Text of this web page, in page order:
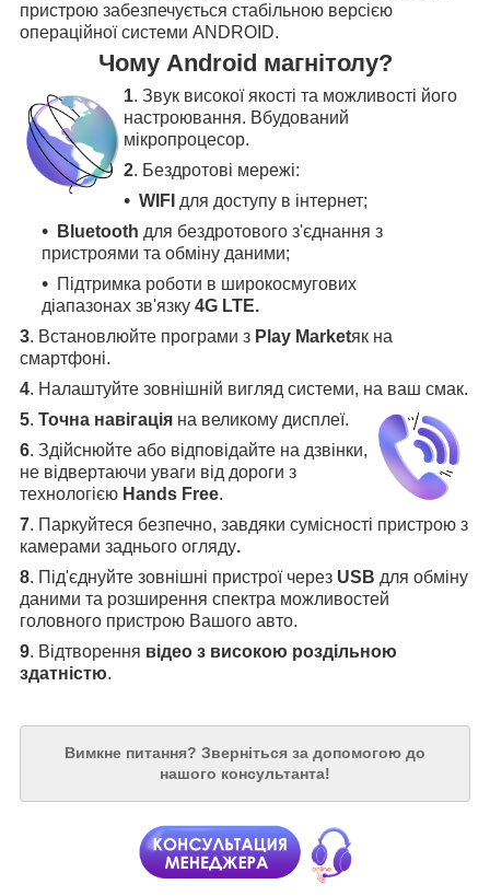
пристрою забезпечується стабільною версією
операційної системи ANDROID.
Чому Android магнітолу?
1. Звук високої якості та можливості його
настроювання. Вбудований
мікропроцесор.
2. Бездротові мережі:
WIFI для доступу в інтернет;
Bluetooth для бездротового з'єднання з
пристроями та обміну даними;
Підтримка роботи в широкосмугових
діапазонах зв'язку 4G LTE.
3. Встановлюйте програми з Play Marketяк на
смартфоні.
4. Налаштуйте зовнішній вигляд системи, на ваш смак.
5. Точна навігація на великому дисплеї.
6. Здійснюйте або відповідайте на дзвінки,
не відвертаючи уваги від дороги з
технологією Hands Free.
7. Паркуйтеся безпечно, завдяки сумісності пристрою з
камерами заднього огляду.
8. Під'єднуйте зовнішні пристрої через USB для обміну
даними та розширення спектра можливостей
головного пристрою Вашого авто.
9. Відтворення відео з високою роздільною
здатністю.
Вимкне питання? Зверніться за допомогою до
нашого консультанта!